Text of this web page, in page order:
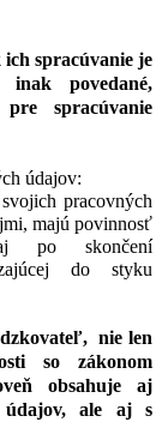
spracúvanie je
inak povedané,
spracúvanie
údajov:
pracovných
majú povinnosť
po skončení
do styku
nie len
so zákonom
obsahuje aj
údajov, ale aj s